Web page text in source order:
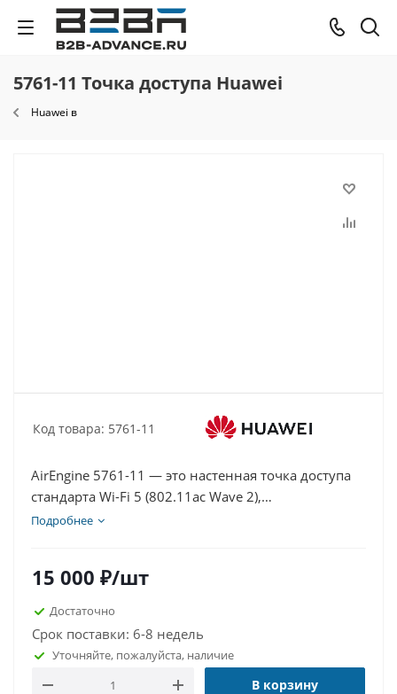
5761-11 Точка доступа Huawei
Huawei в
Код товара: 5761-11
AirEngine 5761-11 — это настенная точка доступа
стандарта Wi-Fi 5 (802.11ac Wave 2),
предназначенная для установки в гостиничных
стабильное беспроводное соединение и является
экономичным решением для модернизации сетей
Подробнее
15 000 ₽/шт
Достаточно
Срок поставки: 6-8 недель
Уточняйте, пожалуйста, наличие
В корзину